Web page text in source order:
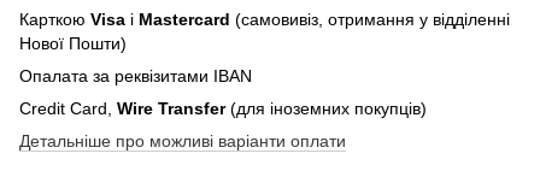
Карткою Visa і Mastercard (самовивіз, отримання у відділенні
Нової Пошти)
Опалата за реквізитами IBAN
Credit Card, Wire Transfer(для іноземних покупців)
Детальніше про можливі варіанти оплати